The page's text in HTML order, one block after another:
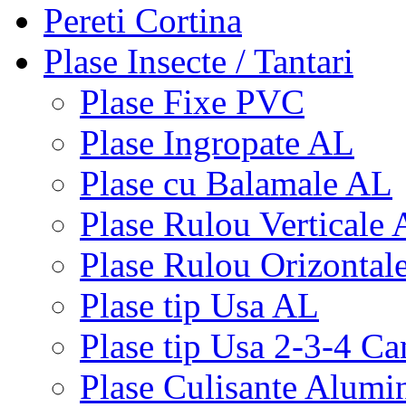
Pereti Cortina
Plase Insecte / Tantari
Plase Fixe PVC
Plase Ingropate AL
Plase cu Balamale AL
Plase Rulou Verticale
Plase Rulou
Plase tip Usa AL
Plase tip Usa 2-3-4
Plase Culisante